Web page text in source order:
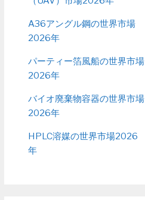
A36アングル鋼の世界市場
2026年
パーティー箔風船の世界市場
2026年
バイオ廃棄物容器の世界市場
2026年
HPLC溶媒の世界市場2026
年